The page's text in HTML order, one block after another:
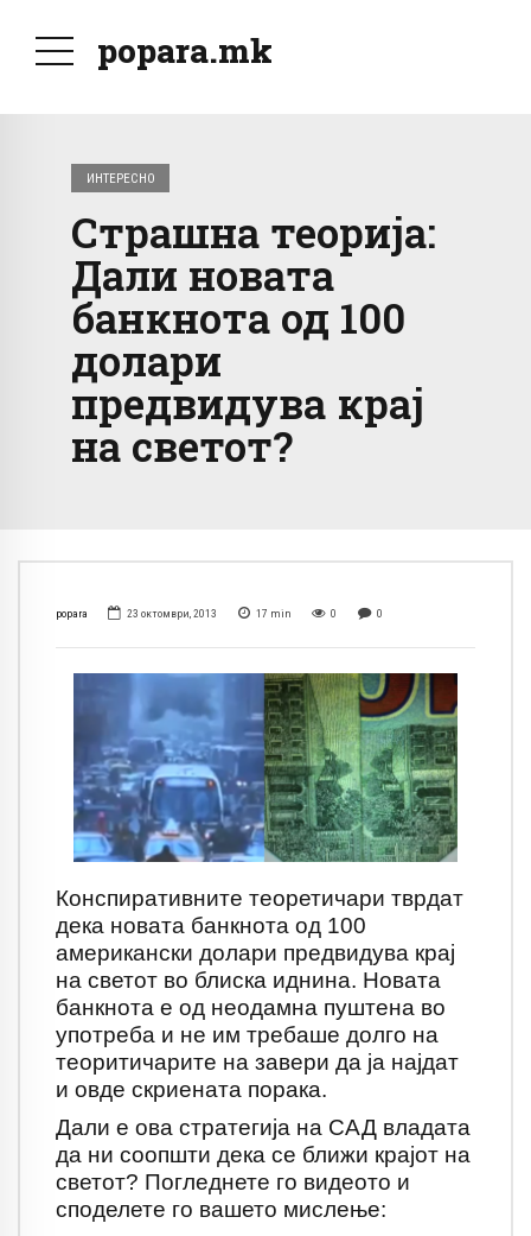
popara.mk
ИНТЕРЕСНО
Страшна теорија:
Дали новата
банкнота од 100
долари
предвидува крај
на светот?
popara 23 октомври, 2013 17 min 0 0
Конспиративните теоретичари тврдат
дека новата банкнота од 100
американски долари предвидува крај
на светот во блиска иднина. Новата
банкнота е од неодамна пуштена во
употреба и не им требаше долго на
теоритичарите на завери да ја најдат
и овде скриената порака.
Дали е ова стратегија на САД владата
да ни соопшти дека се ближи крајот на
светот? Погледнете го видеото и
споделете го вашето мислење: